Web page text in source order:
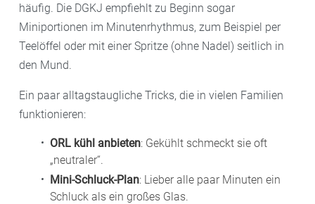
häufig. Die DGKJ empfiehlt zu Beginn sogar
Miniportionen im Minutenrhythmus, zum Beispiel per
Teelöffel oder mit einer Spritze (ohne Nadel) seitlich in
den Mund.
Ein paar alltagstaugliche Tricks, die in vielen Familien
funktionieren:
ORL kühl anbieten: Gekühlt schmeckt sie oft
„neutraler“.
Mini-Schluck-Plan: Lieber alle paar Minuten ein
Schluck als ein großes Glas.